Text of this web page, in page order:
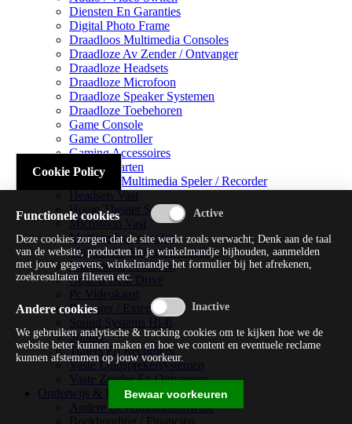
Diensten En Garanties
Digital Photo Frame
Draadloos Multimedia Consoles
Draadloze Av Zender / Ontvanger
Draadloze Headsets
Draadloze Microfoon
Draadloze Speaker Systemen
Draadloze Toebehoren
Game Console
Game Controller
Gaming Accessoires
Geluidskaarten
Handheld Multimedia Speler / Recorder
Headsets Vast
Home Theater Systems
Microfoon Vast
Multimedia Consoles
Multimedia Mixer / Versterker
Multimedia Productie
Optical Disk Drive
Pc Videokaart
Repeater / Extender
Sound Systems Hi-fi
Splitter
Tuners En Recorders
Vaste Luidsprekersystemen
Vaste Zender En Ontvanger
Onderwijs & Recreatie
Andere Beveiligingssoftware
Cookie Policy
Functionele cookies
Deze cookies zorgen dat de site werkt zoals verwacht; Denk aan de taal
van de website, producten in je winkelmandje bijhouden, aanmelden
met jouw gegevens, winkelmandje het formulier bij het afrekenen,
zoekresultaten filteren etc.
Andere cookies
We gebruiken analytische & tracking cookies om te kijken hoe we de
website beter kunnen maken en hoe we content en eventuele reclame
kunnen afstemmen op jouw voorkeur.
Bewaar voorkeuren